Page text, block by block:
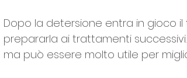
Dopo la detersione entra in gioco il
prepararla ai trattamenti
ma può essere molto utile per